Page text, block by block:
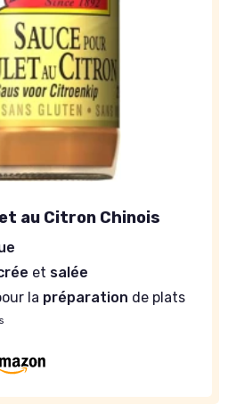
au Citron Chinois
et salée
la préparation de plats